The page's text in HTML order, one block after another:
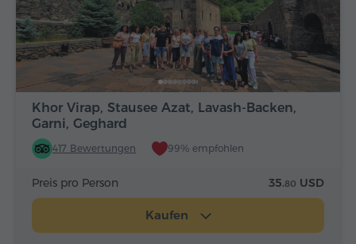
Khor Virap, Stausee Azat, Lavash-Backen,
Garni, Geghard
417 Bewertungen 99% empfohlen
Preis pro Person 35.80 USD
Kaufen